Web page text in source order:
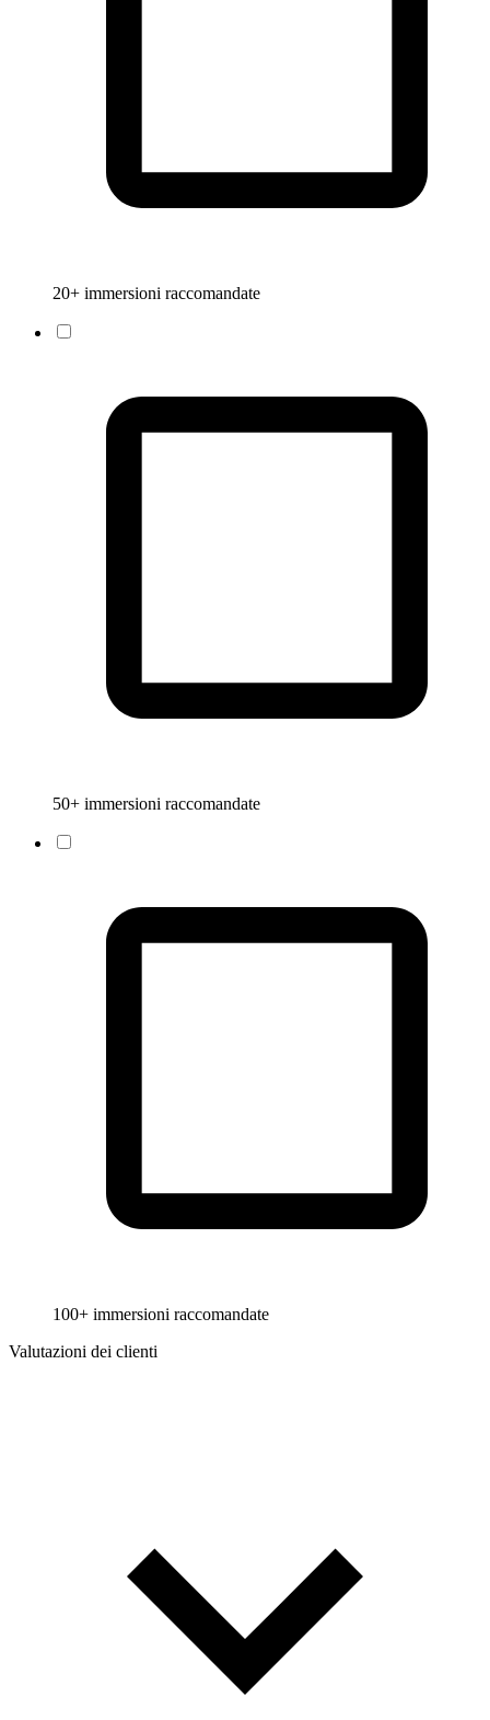
20+ immersioni raccomandate
50+ immersioni raccomandate
100+ immersioni raccomandate
Valutazioni dei clienti